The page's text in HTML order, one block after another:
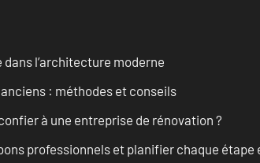
l’architecture moderne
: méthodes et conseils
à une entreprise de rénovation ?
professionnels et planifier chaque